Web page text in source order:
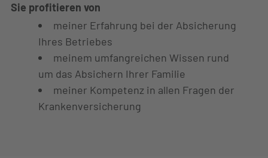
Sie profitieren von
meiner Erfahrung bei der Absicherung
Ihres Betriebes
meinem umfangreichen Wissen rund
um das Absichern Ihrer Familie
meiner Kompetenz in allen Fragen der
Krankenversicherung